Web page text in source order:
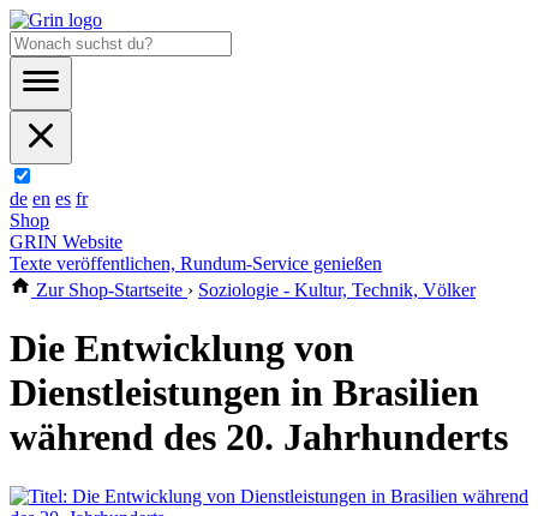
de en es fr
Shop
GRIN Website
Texte veröffentlichen, Rundum-Service genießen
Zur Shop-Startseite › Soziologie - Kultur, Technik, Völker
Die Entwicklung von
Dienstleistungen in Brasilien
während des 20. Jahrhunderts